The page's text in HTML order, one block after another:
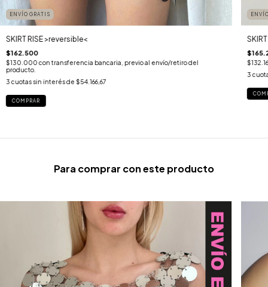
ENVÍO GRATIS
SKIRT RISE >reversible<
$162.500
$130.000con transferencia bancaria, previo al envío/retiro del
producto.
3 cuotas sin interés de $54.166,67
COMPRAR
3
Para comprar con este producto